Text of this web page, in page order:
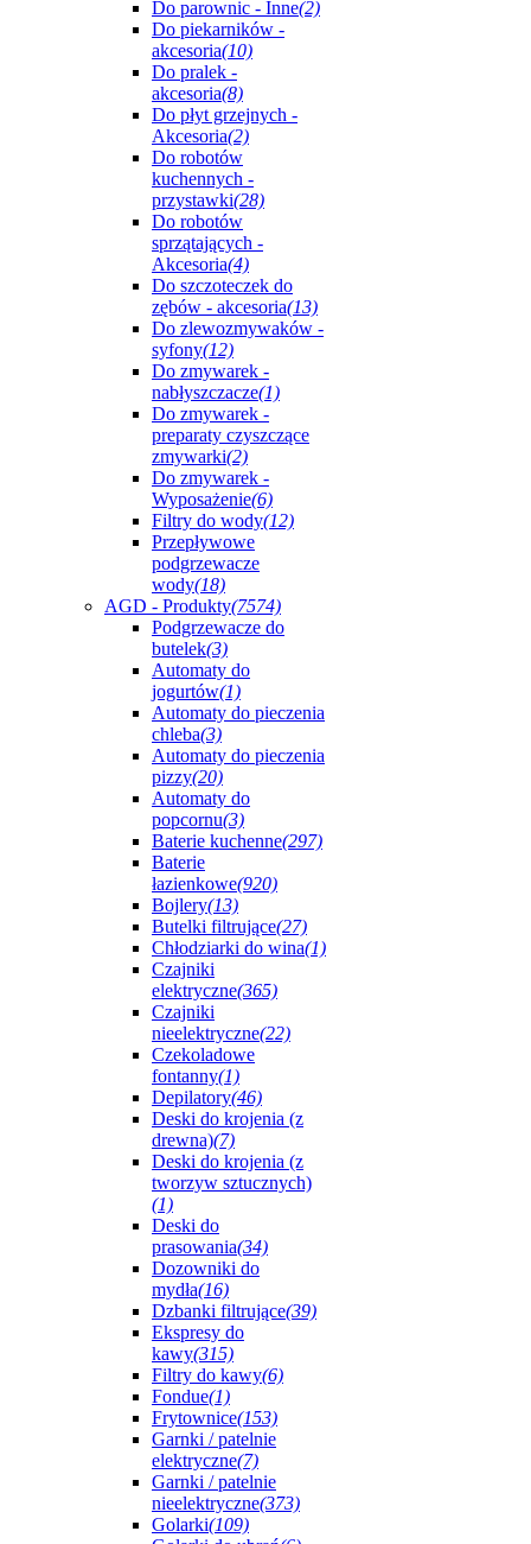
Do parownic - Inne(2)
Do piekarników -
akcesoria(10)
Do pralek -
akcesoria(8)
Do płyt grzejnych -
Akcesoria(2)
Do robotów
kuchennych -
przystawki(28)
Do robotów
sprzątających -
Akcesoria(4)
Do szczoteczek do
zębów - akcesoria(13)
Do zlewozmywaków -
syfony(12)
Do zmywarek -
nabłyszczacze(1)
Do zmywarek -
preparaty czyszczące
zmywarki(2)
Do zmywarek -
Wyposażenie(6)
Filtry do wody(12)
Przepływowe
podgrzewacze
wody(18)
AGD - Produkty(7574)
Podgrzewacze do
butelek(3)
Automaty do
jogurtów(1)
Automaty do pieczenia
chleba(3)
Automaty do pieczenia
pizzy(20)
Automaty do
popcornu(3)
Baterie kuchenne(297)
Baterie
łazienkowe(920)
Bojlery(13)
Butelki filtrujące(27)
Chłodziarki do wina(1)
Czajniki
elektryczne(365)
Czajniki
nieelektryczne(22)
Czekoladowe
fontanny(1)
Depilatory(46)
Deski do krojenia (z
drewna)(7)
Deski do krojenia (z
tworzyw sztucznych)
(1)
Deski do
prasowania(34)
Dozowniki do
mydła(16)
Dzbanki filtrujące(39)
Ekspresy do
kawy(315)
Filtry do kawy(6)
Fondue(1)
Frytownice(153)
Garnki / patelnie
elektryczne(7)
Garnki / patelnie
nieelektryczne(373)
Golarki(109)